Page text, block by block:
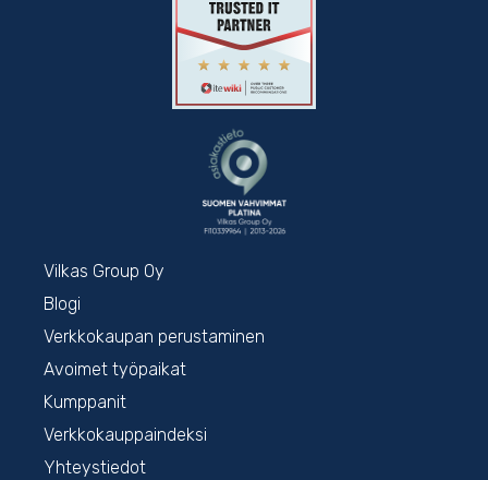
Vilkas Group Oy
Blogi
Verkkokaupan perustaminen
Avoimet työpaikat
Kumppanit
Verkkokauppaindeksi
Yhteystiedot